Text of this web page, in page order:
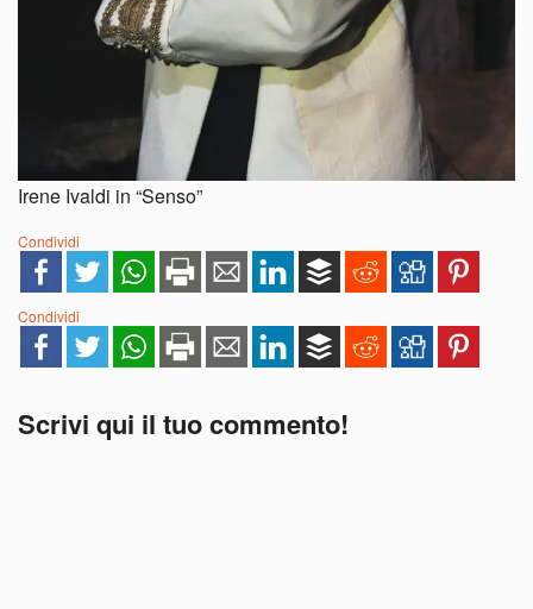
Irene Ivaldi in “Senso”
Condividi
Condividi
Scrivi qui il tuo commento!